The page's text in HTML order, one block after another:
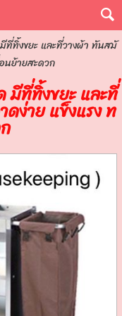
ทิ้งขยะ และที่วางผ้า ทันสมั
นย้ายสะดวก
มีที่ทิ้งขยะ และที่
ง่าย แข็งแรง ท